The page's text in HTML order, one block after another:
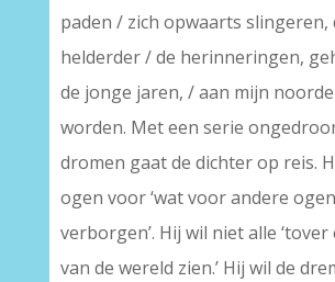
paden / zich opwaarts slingeren,
helderder / de herinneringen,
de jonge jaren, / aan mijn
worden. Met een serie
dromen gaat de dichter op reis.
ogen voor ‘wat voor andere
verborgen’. Hij wil niet alle
van de wereld zien.’ Hij wil de